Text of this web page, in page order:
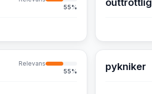
55% outtröttlig
Relevans
55% pykniker